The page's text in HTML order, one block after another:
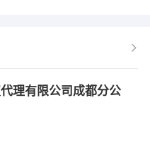
理有限公司成都分公